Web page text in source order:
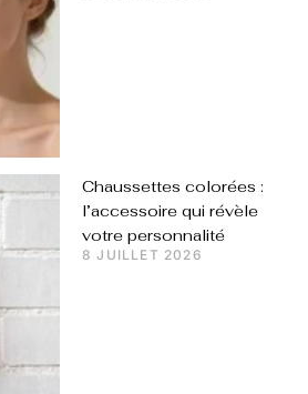
Chaussettes colorées :
l’accessoire qui révèle
votre personnalité
8 JUILLET 2026